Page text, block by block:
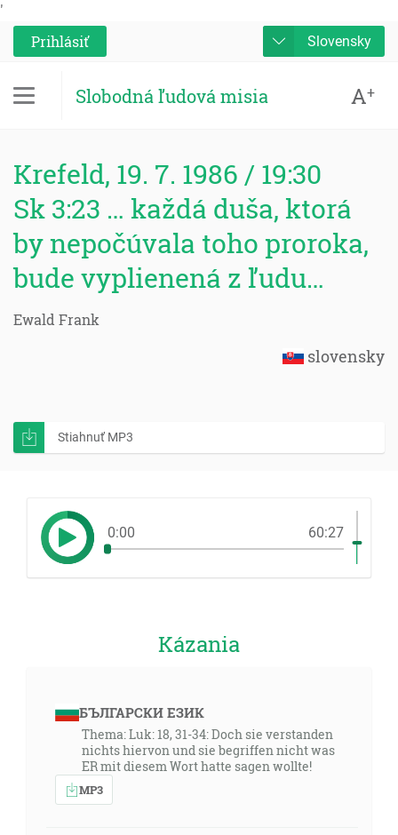
'
Prihlásiť
Slovensky
Slobodná ľudová misia A+
Krefeld, 19. 7. 1986 / 19:30
Sk 3:23 … každá duša, ktorá
by nepočúvala toho proroka,
bude vyplienená z ľudu…
Ewald Frank
slovensky
Stiahnuť MP3
0:00 60:27
Kázania
БЪЛГАРСКИ ЕЗИК
Thema: Luk: 18, 31-34: Doch sie verstanden
nichts hiervon und sie begriffen nicht was
ER mit diesem Wort hatte sagen wollte!
MP3